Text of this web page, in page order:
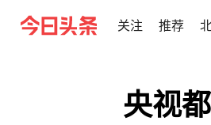
关注 推荐
央视